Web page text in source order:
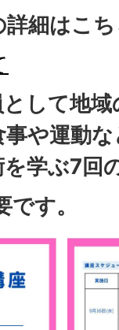
詳細はこ
して地
や運動
学ぶ7回
す。